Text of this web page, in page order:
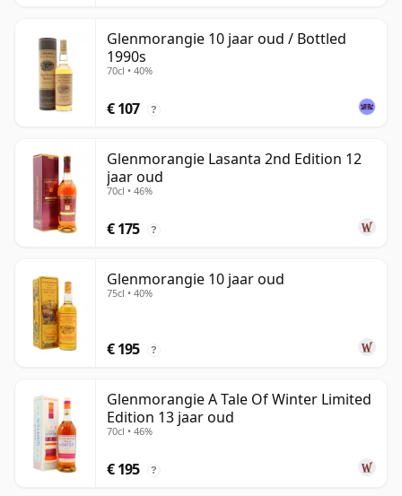
Glenmorangie 10 jaar oud / Bottled
1990s
70cl • 40%
€ 107 ?
Glenmorangie Lasanta 2nd Edition 12
jaar oud
70cl • 46%
€ 175 ?
Glenmorangie 10 jaar oud
75cl • 40%
€ 195 ?
Glenmorangie A Tale Of Winter Limited
Edition 13 jaar oud
70cl • 46%
€ 195 ?